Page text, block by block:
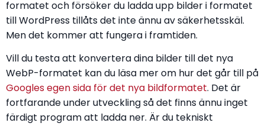
formatet och försöker du ladda upp bilder i formatet
till WordPress tillåts det inte ännu av säkerhetsskäl.
Men det kommer att fungera i framtiden.
Vill du testa att konvertera dina bilder till det nya
WebP-formatet kan du läsa mer om hur det går till på
Googles egen sida för det nya bildformatet. Det är
fortfarande under utveckling så det finns ännu inget
färdigt program att ladda ner. Är du tekniskt